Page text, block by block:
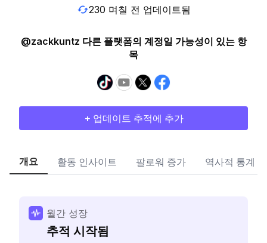
230 며칠 전 업데이트됨
@zackkuntz 다른 플랫폼의 계정일 가능성이 있는 항
목
+ 업데이트 추적에 추가
개요 활동 인사이트 팔로워 증가 역사적 통계
월간 성장
추적 시작됨